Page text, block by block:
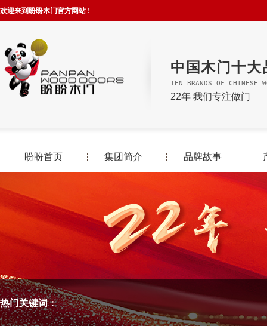
欢迎来到盼盼木门官方网站 !
中国木门十大
TEN BRANDS OF CHINESE
22年 我们专注做门
盼盼首页 集团简介 品牌故事
热门关键词：